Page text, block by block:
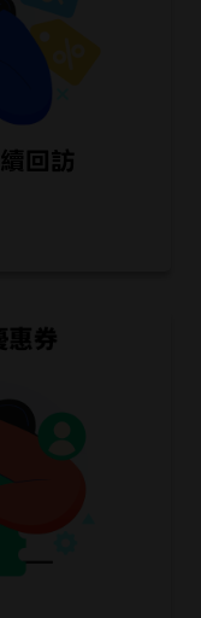
回訪